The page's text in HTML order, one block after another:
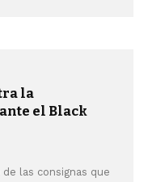
la
el Black
de las consignas que